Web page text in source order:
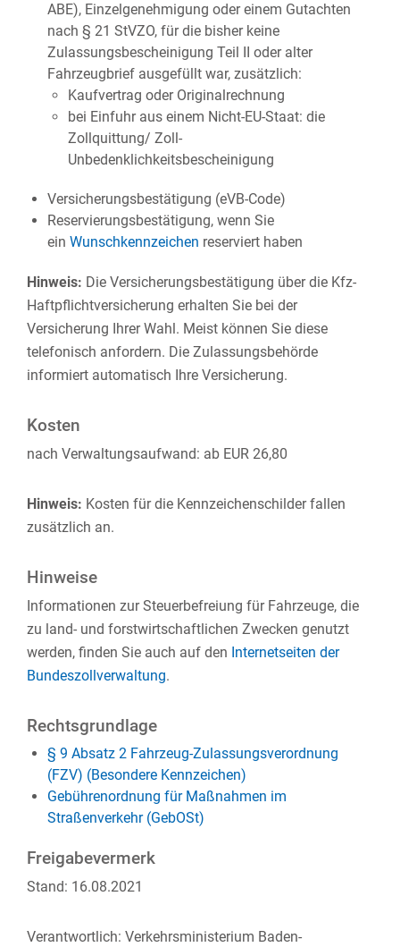
ABE), Einzelgenehmigung oder einem Gutachten
nach § 21 StVZO, für die bisher keine
Zulassungsbescheinigung Teil II oder alter
Fahrzeugbrief ausgefüllt war, zusätzlich:
Kaufvertrag oder Originalrechnung
bei Einfuhr aus einem Nicht-EU-Staat: die
Zollquittung/ Zoll-
Unbedenklichkeitsbescheinigung
Versicherungsbestätigung (eVB-Code)
Reservierungsbestätigung, wenn Sie
ein Wunschkennzeichen reserviert haben
Hinweis: Die Versicherungsbestätigung über die Kfz-
Haftpflichtversicherung erhalten Sie bei der
Versicherung Ihrer Wahl. Meist können Sie diese
telefonisch anfordern. Die Zulassungsbehörde
informiert automatisch Ihre Versicherung.
Kosten
nach Verwaltungsaufwand: ab EUR 26,80
Hinweis: Kosten für die Kennzeichenschilder fallen
zusätzlich an.
Hinweise
Informationen zur Steuerbefreiung für Fahrzeuge, die
zu land- und forstwirtschaftlichen Zwecken genutzt
werden, finden Sie auch auf den Internetseiten der
Bundeszollverwaltung.
Rechtsgrundlage
§ 9 Absatz 2 Fahrzeug-Zulassungsverordnung
(FZV) (Besondere Kennzeichen)
Gebührenordnung für Maßnahmen im
Straßenverkehr (GebOSt)
Freigabevermerk
Stand: 16.08.2021
Verantwortlich: Verkehrsministerium Baden-